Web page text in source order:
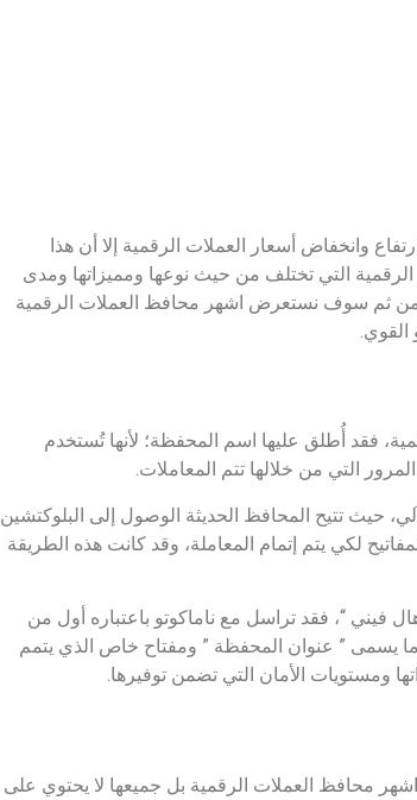
وانخفاض أسعار العملات الرقمية إلا أن هذا
التي تختلف من حيث نوعها ومميزاتها ومدى
ومن ثم سوف نستعرض اشهر محافظ العملات الرقمية
القوي.
فقد أُطلق عليها اسم المحفظة؛ لأنها تُستخدم
التي من خلالها تتم المعاملات.
حيث تتيح المحافظ الحديثة الوصول إلى البلوكتشين
لكي يتم إتمام المعاملة، وقد كانت هذه الطريقة
فيني “، فقد تراسل مع ناماكوتو باعتباره أول من
على مفتاح عام وهو ما يسمى ” عنوان المحفظة ” ومفتاح خاص الذي يتمم
ومستويات الأمان التي تضمن توفيرها.
محافظ العملات الرقمية بل جميعها لا يحتوي على